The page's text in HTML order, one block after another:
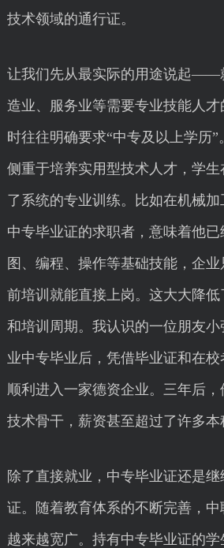
技术领域的通行证。
让我们先从最实际的用途说起——
造业、服务业等需要专业技能人
时往往明确要求“中专及以上学历
侧重于培养实用型技术人才，学
了系统的专业训练。比如在机械
中专毕业证的求职者，意味着他
图、编程、操作等基础技能，企
前培训就能直接上岗。这大大降
和培训周期。我认识的一位朋友
业中专毕业后，凭借毕业证和在校
顺利进入一家德资企业。三年后，
技术骨干，薪资甚至超过了许多本
除了直接就业，中专毕业证还是
证。随着教育体系的不断完善，
越来越宽广。持有中专毕业证的